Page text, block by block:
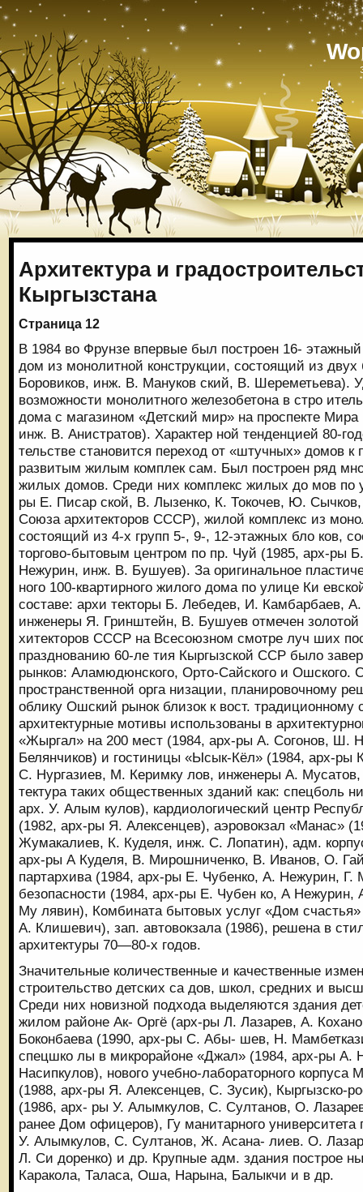
Архитектура и
Кыргызстана
Страница 12
В 1984 во Фрунзе впервые был построен 16-
дом из монолитной конструкции, состоящий из двух
Боровиков, инж. В. Мануков ский, В. Шереметьева).
возможности монолитного железобетона в стро
дома с магазином «Детский мир» на проспекте
инж. В. Анистратов). Характер ной тенденцией 80-
тельстве становится переход от «штучных» домов к
развитым жилым комплек сам. Был построен ряд
жилых домов. Среди них комплекс жилых до мов по
ры Е. Писар ской, В. Лызенко, К. Токочев, Ю.
Союза архитекторов СССР), жилой комплекс из
состоящий из 4-х групп 5-, 9-, 12-этажных бло ков,
торгово-бытовым центром по пр. Чуй (1985, арх-ры
Нежурин, инж. В. Бушуев). За оригинальное
ного 100-квартирного жилого дома по улице Ки
составе: архи текторы Б. Лебедев, И. Камбарбаев,
инженеры Я. Гринштейн, В. Бушуев отмечен
хитекторов СССР на Всесоюзном смотре луч ших
празднованию 60-ле тия Кыргызской ССР было
рынков: Аламюдюнского, Орто-Сайского и Ошского.
пространственной орга низации, планировочному
облику Ошский рынок близок к вост. традиционному
архитектурные мотивы использованы в
«Жыргал» на 200 мест (1984, арх-ры А. Согонов, Ш.
Белянчиков) и гостиницы «Ысык-Кёл» (1984, арх-ры
С. Нургазиев, М. Керимку лов, инженеры А.
тектура таких общественных зданий как: спецболь
арх. У. Алым кулов), кардиологический центр
(1982, арх-ры Я. Алексенцев), аэровокзал «Манас»
Жумакалиев, К. Куделя, инж. С. Лопатин), адм.
арх-ры А Куделя, В. Мирошниченко, В. Иванов, О.
партархива (1984, арх-ры Е. Чубенко, А. Нежурин, Г.
безопасности (1984, арх-ры Е. Чубен ко, А Нежурин,
Му лявин), Комбината бытовых услуг «Дом
А. Клишевич), зап. автовокзала (1986), решена в
архитектуры 70—80-х годов.
Значительные количественные и качественные
строительство детских са дов, школ, средних и
Среди них новизной подхода выделяются здания
жилом районе Ак- Оргё (арх-ры Л. Лазарев, А.
Боконбаева (1990, арх-ры С. Абы- шев, Н.
спецшко лы в микрорайоне «Джал» (1984, арх-ры А.
Насипкулов), нового учебно-лабораторного корпуса
(1988, арх-ры Я. Алексенцев, С. Зусик), Кыргызско-
(1986, арх- ры У. Алымкулов, С. Султанов, О.
ранее Дом офицеров), Гу манитарного
У. Алымкулов, С. Султанов, Ж. Асана- лиев. О.
Л. Си доренко) и др. Крупные адм. здания построе
Каракола, Таласа, Оша, Нарына, Балыкчи и в др.